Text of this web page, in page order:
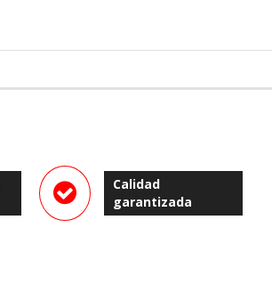
Calidad
garantizada